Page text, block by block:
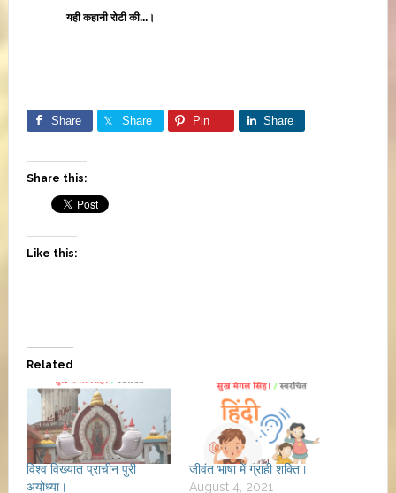
यही कहानी रोटी की...।
Share Share Pin Share
Share this:
Like this:
Related
विश्व विख्यात प्राचीन पुरी
अयोध्या।
जीवंत भाषा में ग्राही शक्ति।
August 4, 2021